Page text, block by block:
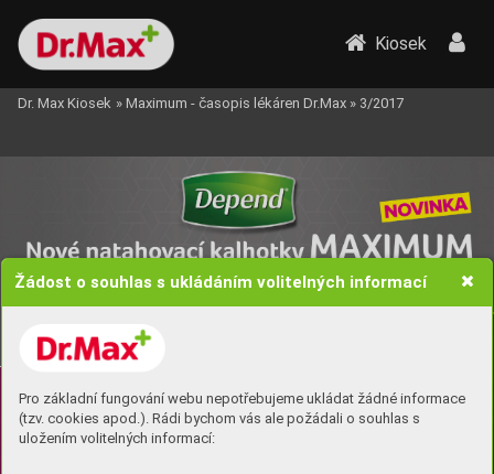
Žádost o souhlas s ukládáním volitelných informací
Pro základní fungování webu nepotřebujeme ukládat žádné informace
(tzv. cookies apod.). Rádi bychom vás ale požádali o souhlas s
uložením volitelných informací:
Kiosek
Dr. Max Kiosek » Maximum - časopis lékáren Dr.Max » 3/2017